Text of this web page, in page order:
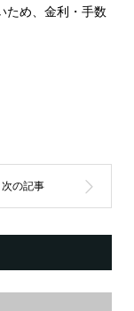
ため、金利・手数